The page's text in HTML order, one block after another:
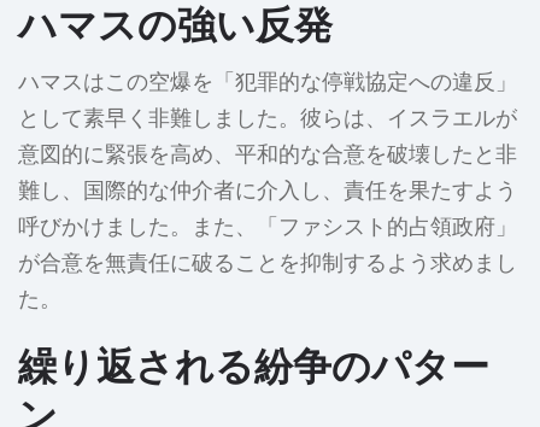
ハマスの強い反発
ハマスはこの空爆を「犯罪的な停戦協定への違反」
として素早く非難しました。彼らは、イスラエルが
意図的に緊張を高め、平和的な合意を破壊したと非
難し、国際的な仲介者に介入し、責任を果たすよう
呼びかけました。また、「ファシスト的占領政府」
が合意を無責任に破ることを抑制するよう求めまし
た。
繰り返される紛争のパター
ン